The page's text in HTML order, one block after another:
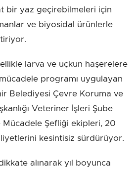
bir yaz geçirebilmeleri için
ve biyosidal ürünlerle
larva ve uçkun haşerelere
programı uygulayan
Belediyesi Çevre Koruma ve
Veteriner İşleri Şube
Mücadele Şefliği ekipleri, 20
kesintisiz sürdürüyor.
alınarak yıl boyunca